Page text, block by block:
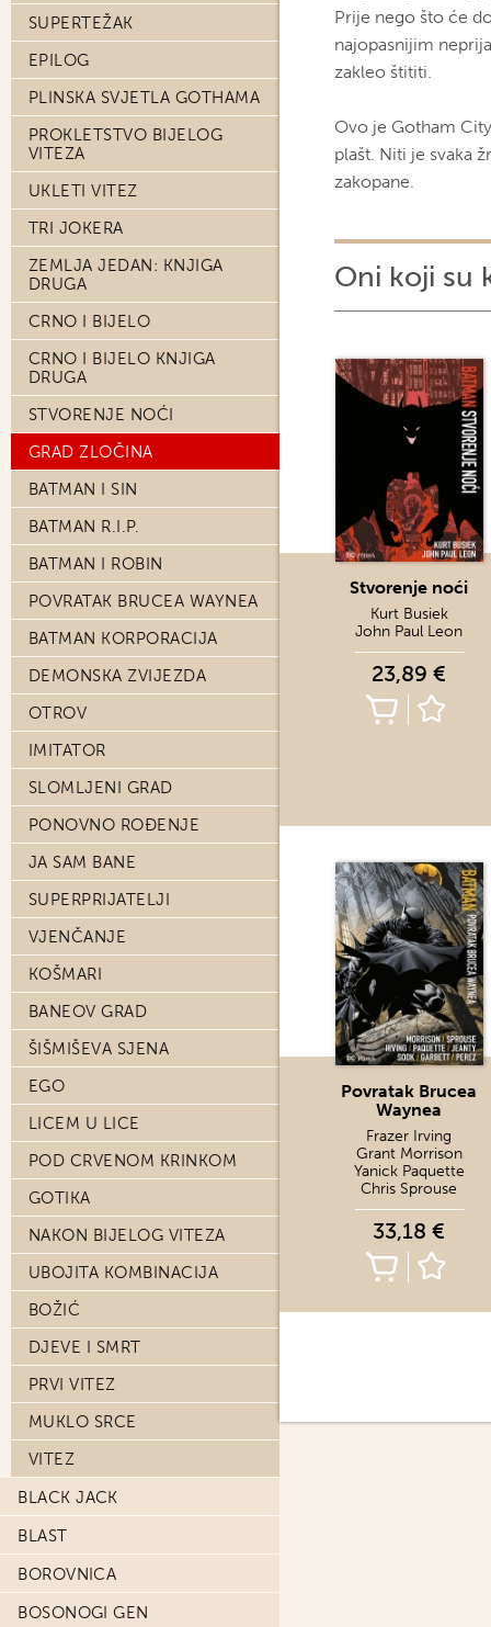
SUPERTEŽAK
EPILOG
PLINSKA SVJETLA GOTHAMA
PROKLETSTVO BIJELOG
VITEZA
UKLETI VITEZ
TRI JOKERA
ZEMLJA JEDAN: KNJIGA
DRUGA
CRNO I BIJELO
CRNO I BIJELO KNJIGA
DRUGA
STVORENJE NOĆI
GRAD ZLOČINA
BATMAN I SIN
BATMAN R.I.P.
BATMAN I ROBIN
POVRATAK BRUCEA WAYNEA
BATMAN KORPORACIJA
DEMONSKA ZVIJEZDA
OTROV
IMITATOR
SLOMLJENI GRAD
PONOVNO ROĐENJE
JA SAM BANE
SUPERPRIJATELJI
VJENČANJE
KOŠMARI
BANEOV GRAD
ŠIŠMIŠEVA SJENA
EGO
LICEM U LICE
POD CRVENOM KRINKOM
GOTIKA
NAKON BIJELOG VITEZA
UBOJITA KOMBINACIJA
BOŽIĆ
DJEVE I SMRT
PRVI VITEZ
MUKLO SRCE
VITEZ
BLACK JACK
BLAST
BOROVNICA
BOSONOGI GEN
Prije nego što će
najopasnijim
zakleo štititi.
Ovo je Gotham
plašt. Niti je svaka
zakopane.
Oni koji su
Stvorenje noći
Kurt Busiek
John Paul Leon
23,89 €
Povratak Brucea
Waynea
Frazer Irving
Grant Morrison
Yanick Paquette
Chris Sprouse
33,18 €